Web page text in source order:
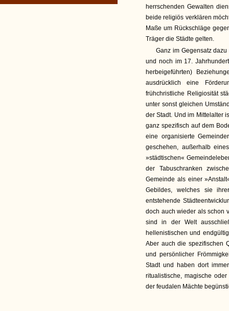
herrschenden Gewalten
beide religiös verklären
Maße um Rückschläge
Träger die Städte gelten.
Ganz im Gegensatz
und noch im 17.
herbeigeführten)
ausdrücklich eine
frühchristliche Religiosität
unter sonst gleichen
der Stadt. Und im Mittelalter
ganz spezifisch auf dem
eine organisierte
geschehen, außerhalb
»städtischen«
der Tabuschranken
Gemeinde als einer
Gebildes, welches sie
entstehende
doch auch wieder als schon
sind in der Welt
hellenistischen und
Aber auch die spezifischen
und persönlicher
Stadt und haben dort
ritualistische, magische
der feudalen Mächte